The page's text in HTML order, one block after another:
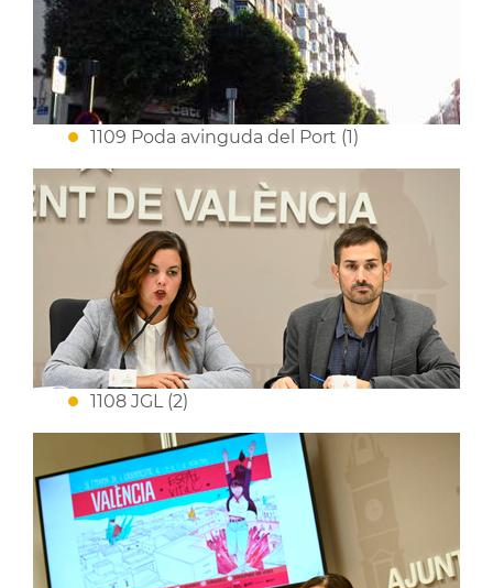
1109 Poda avinguda del Port (1)
1108 JGL (2)